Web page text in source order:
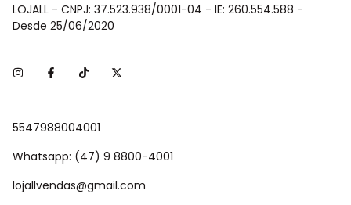
LOJALL - CNPJ: 37.523.938/0001-04 - IE: 260.554.588 -
Desde 25/06/2020
5547988004001
Whatsapp: (47) 9 8800-4001
lojallvendas@gmail.com